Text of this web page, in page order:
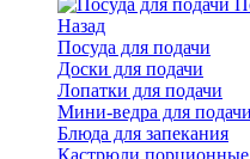
Назад
Посуда для подачи
Доски для подачи
Лопатки для подачи
Мини-ведра для подачи
Блюда для запекания
Кастрюли порционные